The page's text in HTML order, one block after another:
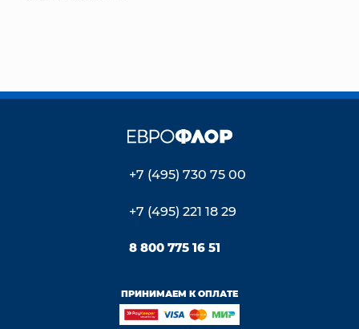
+7 (495) 730 75 00
+7 (495) 221 18 29
8 800 775 16 51
ПРИНИМАЕМ К ОПЛАТЕ